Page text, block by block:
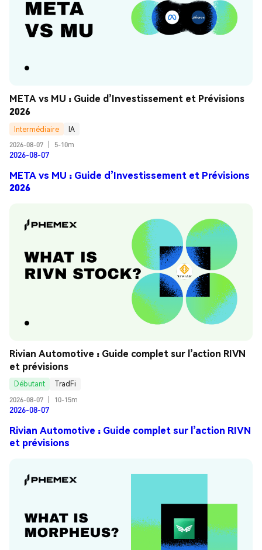
META vs MU : Guide d’Investissement et Prévisions
2026
Intermédiaire
IA
2026-08-07
5-10m
2026-08-07
META vs MU : Guide d’Investissement et Prévisions
2026
Rivian Automotive : Guide complet sur l’action RIVN
et prévisions
Débutant
TradFi
2026-08-07
10-15m
2026-08-07
Rivian Automotive : Guide complet sur l’action RIVN
et prévisions